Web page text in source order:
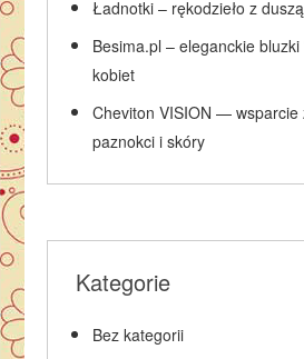
Ładnotki – rękodzieło z duszą
Besima.pl – eleganckie
kobiet
Cheviton VISION — wsparcie
paznokci i skóry
Kategorie
Bez kategorii